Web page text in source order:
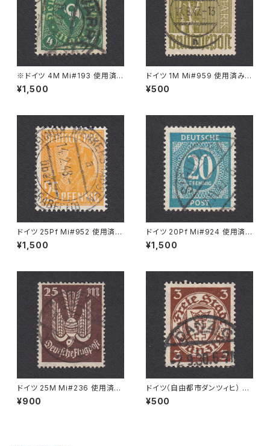
※ドイツ 4M Mi#193 使用済
み切手｜VARREL 30.11.1922
¥1,500
ドイツ 1M Mi#959 使用済み切
手｜STENDAL 11.8.1947
¥500
ドイツ 25Pf Mi#952 使用済み
切手｜MERKERSHAUSEN 14.
2.1948
¥1,500
ドイツ 20Pf Mi#924 使用済み
切手｜SIGLINGEN 7.11.1947
¥1,500
ドイツ 25M Mi#236 使用済み
切手｜BRESLAU 8.6.1923
¥900
ドイツ（自由都市ダンツィヒ） 3P
f Mi#216 使用済み切手｜DA
NZIG 2.9.1930
¥500